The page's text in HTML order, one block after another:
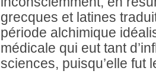
grecques et latines
période alchimique
médicale qui eut tant
sciences, puisqu’elle fut